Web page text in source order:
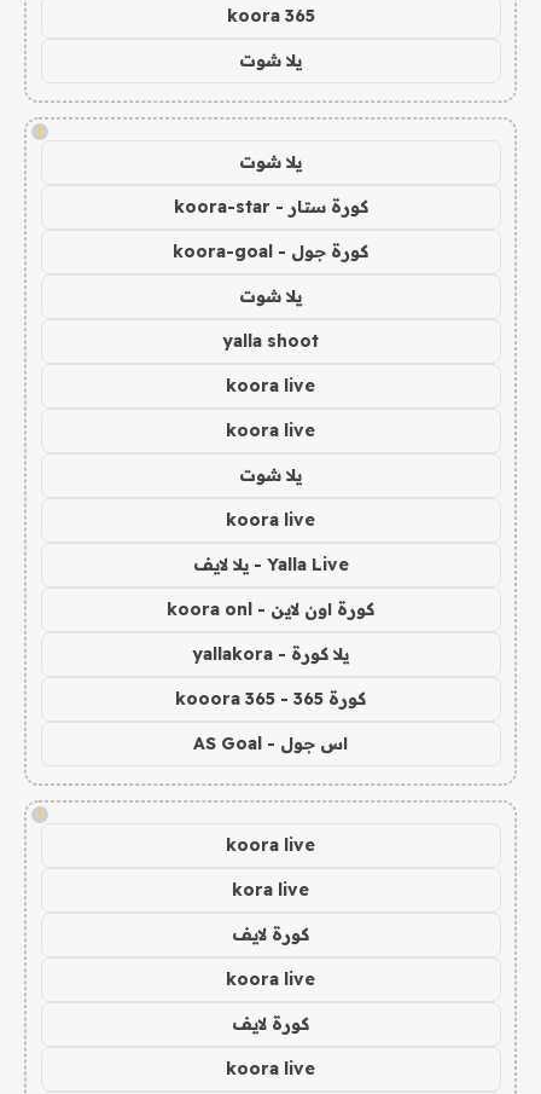
koora 365
يلا شوت
!
يلا شوت
كورة ستار - koora-star
كورة جول - koora-goal
يلا شوت
yalla shoot
koora live
koora live
يلا شوت
koora live
Yalla Live - يلا لايف
كورة اون لاين - koora onl
يلا كورة - yallakora
كورة 365 - kooora 365
اس جول - AS Goal
!
koora live
kora live
كورة لايف
koora live
كورة لايف
koora live